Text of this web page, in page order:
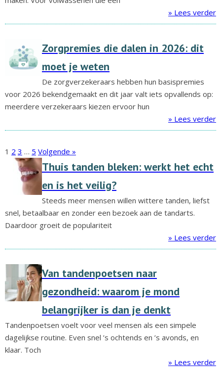
» Lees verder
Zorgpremies die dalen in 2026: dit
moet je weten
De zorgverzekeraars hebben hun basispremies
voor 2026 bekendgemaakt en dit jaar valt iets opvallends op:
meerdere verzekeraars kiezen ervoor hun
» Lees verder
1 2 3 … 5 Volgende »
Thuis tanden bleken: werkt het echt
en is het veilig?
Steeds meer mensen willen wittere tanden, liefst
snel, betaalbaar en zonder een bezoek aan de tandarts.
Daardoor groeit de populariteit
» Lees verder
Van tandenpoetsen naar
gezondheid: waarom je mond
belangrijker is dan je denkt
Tandenpoetsen voelt voor veel mensen als een simpele
dagelijkse routine. Even snel ’s ochtends en ’s avonds, en
klaar. Toch
» Lees verder